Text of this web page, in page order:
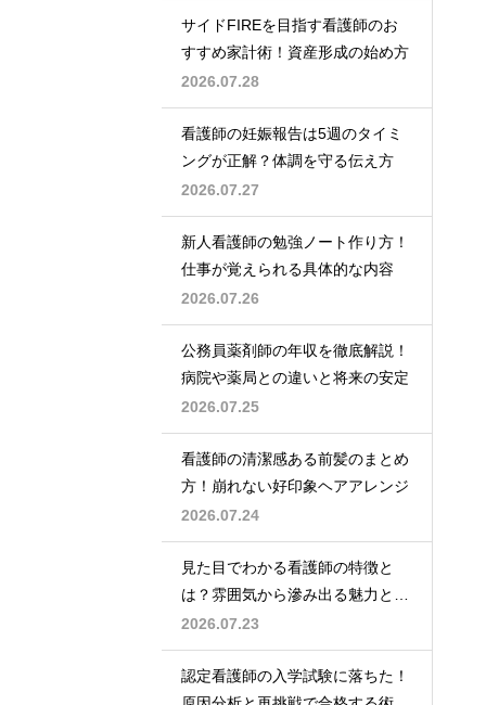
サイドFIREを目指す看護師のお
すすめ家計術！資産形成の始め方
2026.07.28
看護師の妊娠報告は5週のタイミ
ングが正解？体調を守る伝え方
2026.07.27
新人看護師の勉強ノート作り方！
仕事が覚えられる具体的な内容
2026.07.26
公務員薬剤師の年収を徹底解説！
病院や薬局との違いと将来の安定
2026.07.25
看護師の清潔感ある前髪のまとめ
方！崩れない好印象ヘアアレンジ
2026.07.24
見た目でわかる看護師の特徴と
は？雰囲気から滲み出る魅力と秘
密
2026.07.23
認定看護師の入学試験に落ちた！